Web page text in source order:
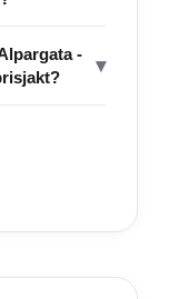
-
▾